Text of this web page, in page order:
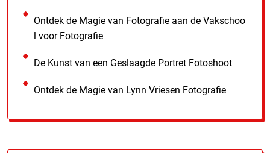
Ontdek de Magie van Fotografie aan de Vakschoo
l voor Fotografie
De Kunst van een Geslaagde Portret Fotoshoot
Ontdek de Magie van Lynn Vriesen Fotografie